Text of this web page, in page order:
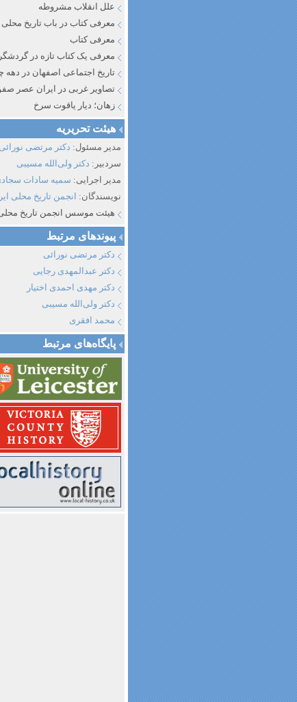
علل انقلاب مشروطه
معرفی کتاب در باب تاریخ محلی
معرفی کتاب
زهان؛ دیار یاقوت سرخ
هیئت تحریریه
مدیر مسئول: دکتر مرتضی نورائی
سردبیر: دکتر ولی‌الله مسیبی
مدیر اجرایی: سمیه سادات
نویسندگان: انجمن تاریخ محلی
هیئت موسس انجمن تاریخ
پیوند‌های مرتبط
دکتر مرتضی نورائی
دکتر عبدالمهدی رجایی
دکتر مهدی احمدی اختیار
دکتر ولی‌الله مسیبی
محمد افقری
پایگاه‌های مرتبط